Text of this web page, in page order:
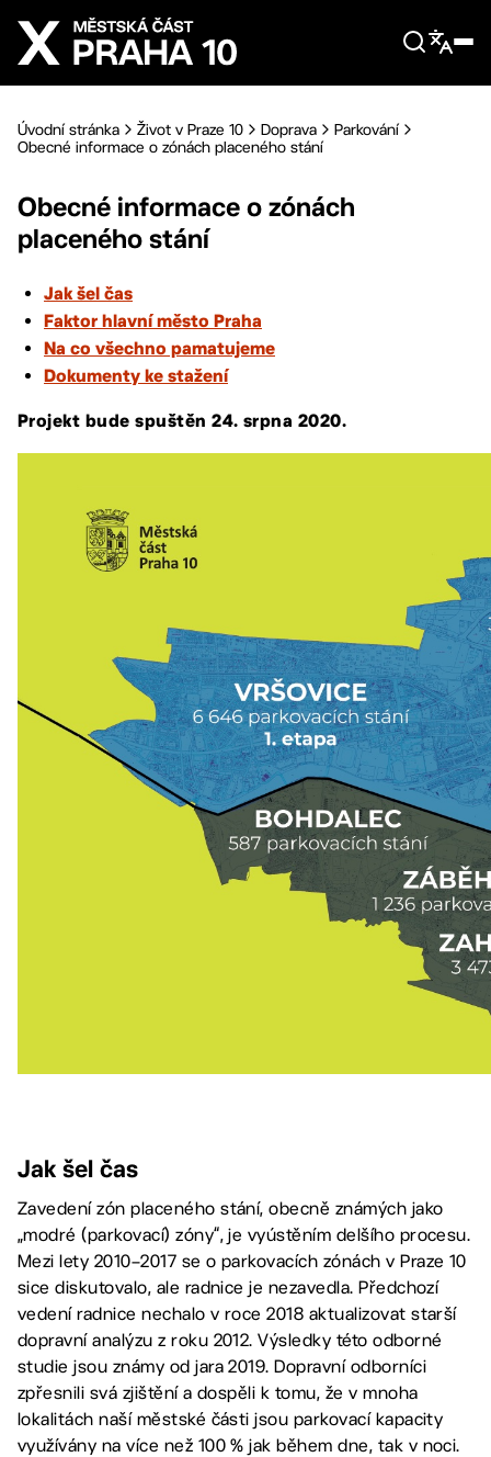
Přejít na hlavní obsah
Úvodní stránka Život v Praze 10 Doprava
Parkování
Obecné informace o zónách placeného stání
Obecné informace o zónách
placeného stání
Jak šel čas
Faktor hlavní město Praha
Na co všechno pamatujeme
Dokumenty ke stažení
Projekt bude spuštěn 24. srpna 2020.
Jak šel čas
Zavedení zón placeného stání, obecně známých jako
„modré (parkovací) zóny“, je vyústěním delšího procesu.
Mezi lety 2010–2017 se o parkovacích zónách v Praze 10
sice diskutovalo, ale radnice je nezavedla. Předchozí
vedení radnice nechalo v roce 2018 aktualizovat starší
dopravní analýzu z roku 2012. Výsledky této odborné
studie jsou známy od jara 2019. Dopravní odborníci
zpřesnili svá zjištění a dospěli k tomu, že v mnoha
lokalitách naší městské části jsou parkovací kapacity
využívány na více než 100 % jak během dne, tak v noci.